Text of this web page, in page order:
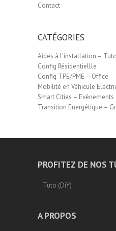
Contact
CATÉGORIES
Aides à l'installation –
Config Résidentiellle
Config TPE/PME – Office
Mobilité en Véhicule
Smart Cities – Evènements
Transition Energétique –
PROFITEZ DE NOS
Tuto (DiY)
A PROPOS